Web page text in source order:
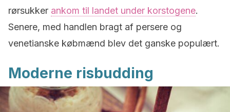
rørsukker ankom til landet under korstogene.
Senere, med handlen bragt af persere og
venetianske købmænd blev det ganske populært.
Moderne risbudding